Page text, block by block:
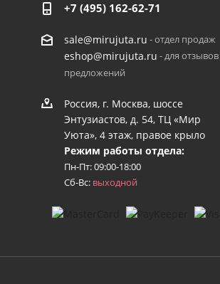
+7 (495) 162-62-71
sale@mirujuta.ru - отдел продаж
eshop@mirujuta.ru - для
предложений
Россия, г. Москва, шоссе
Энтузиастов, д. 54, ТЦ «Мир
Уюта», 4 этаж, правое крыло
Режим работы отдела:
Пн-Пт: 09:00-18:00
Сб-Вс: выходной